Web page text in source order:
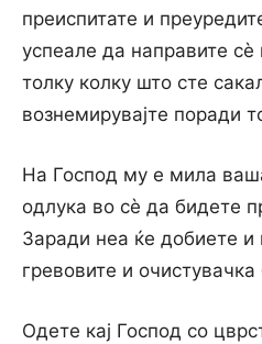
преиспитате и
успеале да направите
толку колку што сте
вознемирувајте поради
На Господ му е мила
одлука во сѐ да бидете
Заради неа ќе добиете и
гревовите и очистувачка
Одете кај Господ со